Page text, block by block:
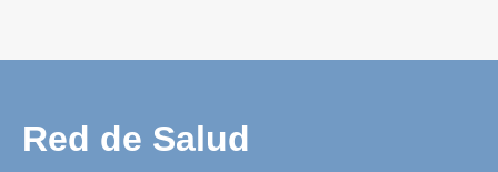
Red de Salud